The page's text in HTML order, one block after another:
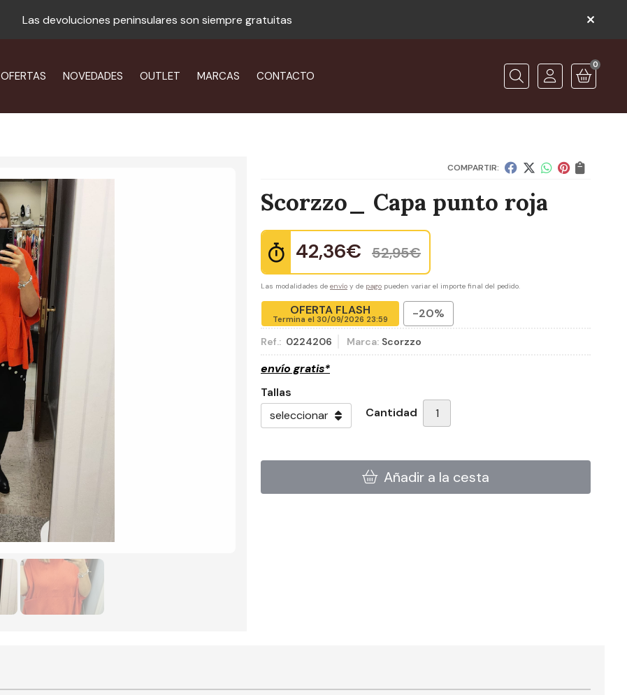
Las devoluciones peninsulares son siempre gratuitas
OFERTAS NOVEDADES OUTLET MARCAS CONTACTO Buscar
0
COMPARTIR:
Scorzzo_ Capa punto roja
42,36€ 52,95€
Las modalidades de envío y de pago pueden variar el importe final del pedido.
OFERTA FLASH
Termina el 30/09/2026 23:59 -20%
Ref.: 0224206 Marca: Scorzzo
envío gratis*
Tallas
Cantidad
Añadir a la cesta